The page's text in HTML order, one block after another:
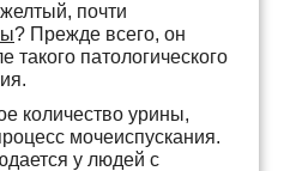
почти
? Прежде всего, он
такого патологического
количество урины,
мочеиспускания.
у людей с